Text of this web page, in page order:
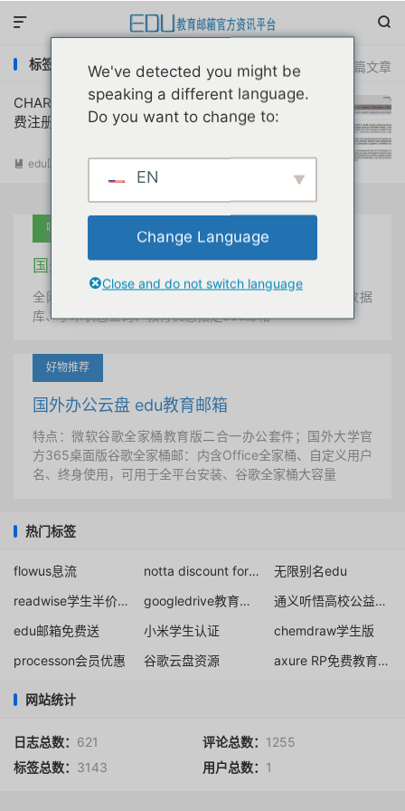


共 1 篇文章
标签：charmmgui注册
CHARMM-GUI分子动力学网站学术邮箱免
费注册申请教程
 edu国外优惠 阅读(3639)
吐血推荐
国外学术美国 edu教育邮箱
全网唯一首发、自定义用户名、终身使用、学术文献数据
库、学术状态查询、教育优惠指定edu邮箱
好物推荐
国外办公云盘 edu教育邮箱
特点：微软谷歌全家桶教育版二合一办公套件；国外大学官
方365桌面版谷歌全家桶邮：内含Office全家桶、自定义用户
名、终身使用，可用于全平台安装、谷歌全家桶大容量
热门标签
flowus息流 notta discount for students
无限别名edu
readwise学生半价折扣
googledrive教育无限团队盘
通义听悟高校公益计划
edu邮箱免费送
小米学生认证
chemdraw学生版
processon会员优惠
谷歌云盘资源 axure RP免费教育授权申请教程
网站统计
日志总数： 621 评论总数： 1255
标签总数： 3143 用户总数： 1
We've detected you might be
speaking a different language.
Do you want to change to:
EN
Change Language
Close and do not switch language